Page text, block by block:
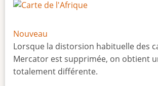
Nouveau
Lorsque la distorsion habituelle des
Mercator est supprimée, on obtient
totalement différente.